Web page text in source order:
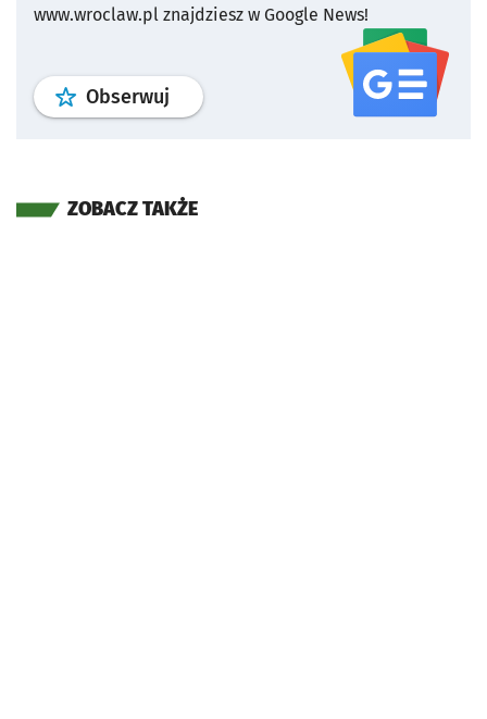
www.wroclaw.pl znajdziesz w Google News!
Obserwuj profil serwisu
ZOBACZ TAKŻE